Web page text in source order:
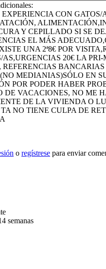
EXPERIENCIA CON
Y CEPILLADO SI SE
EL MÁS
UNA 2ª8€ POR
AS,URGENCIAS 20€ LA
REFERENCIAS
MEDIANIAS)SÓLO EN
POR PODER HABER
DE VACACIONES, NO ME
DE LA VIVIENDA O
NO TIENE CULPA DE
o regístrese para enviar
semanas